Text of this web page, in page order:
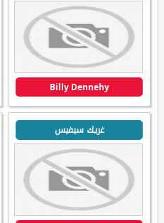
Billy Dennehy
غريك سيفيس